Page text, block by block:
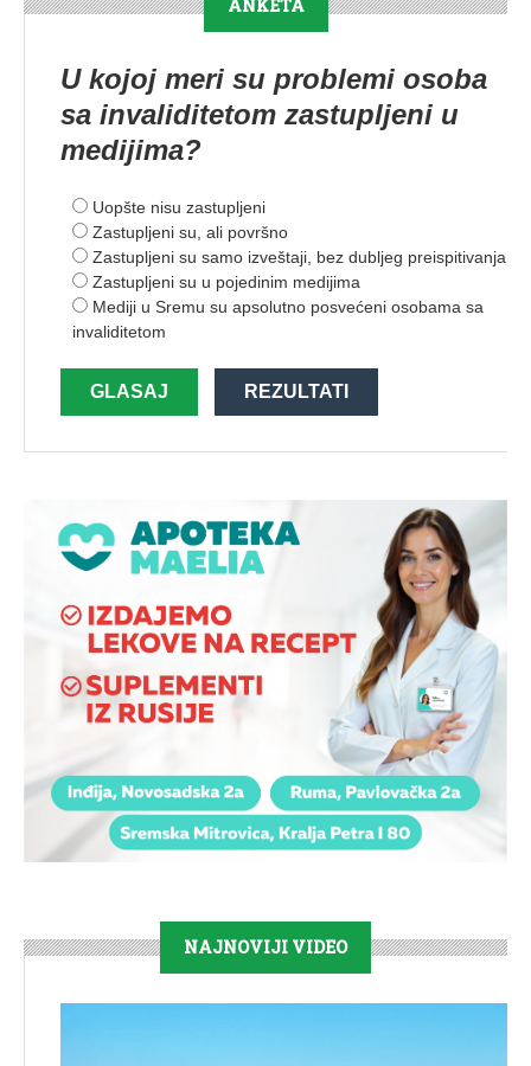
ANKETA
U kojoj meri su problemi osoba
sa invaliditetom zastupljeni u
medijima?
Uopšte nisu zastupljeni
Zastupljeni su, ali površno
Zastupljeni su samo izveštaji, bez dubljeg preispitivanja
Zastupljeni su u pojedinim medijima
Mediji u Sremu su apsolutno posvećeni osobama sa
invaliditetom
GLASAJ REZULTATI
NAJNOVIJI VIDEO